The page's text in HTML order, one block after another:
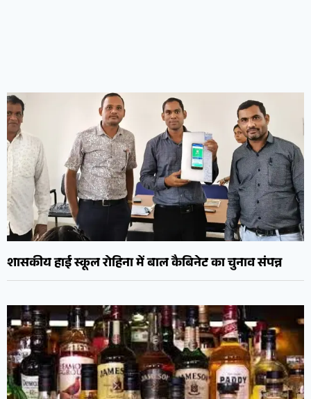
शासकीय हाई स्कूल रोहिना में बाल कैबिनेट का चुनाव संपन्न